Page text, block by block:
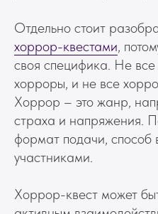
Отдельно стоит
хоррор-квестами,
своя специфика. Не
хорроры, и не все
Хоррор – это жанр,
страха и напряжения.
формат подачи, способ
участниками.
Хоррор-квест может